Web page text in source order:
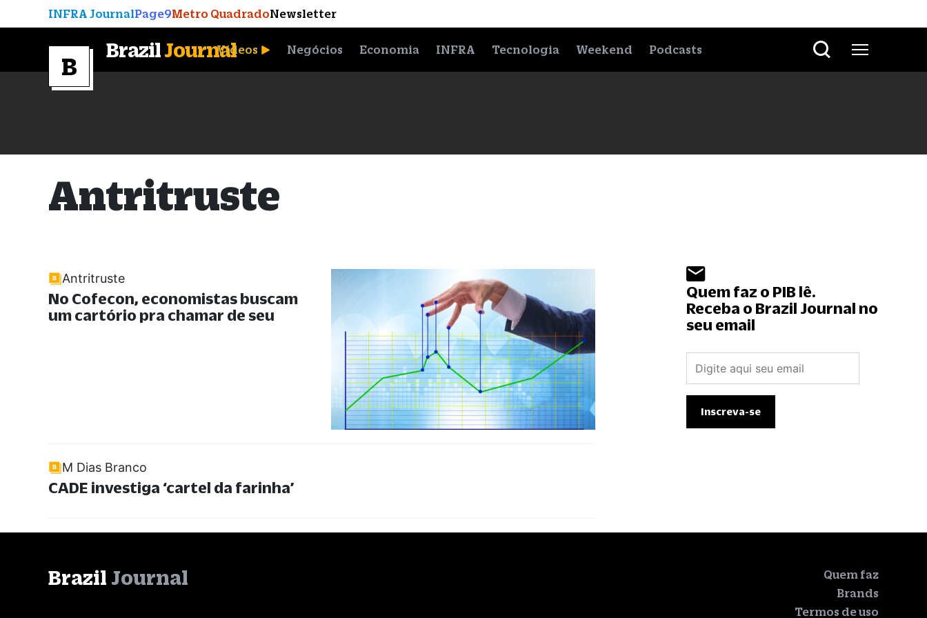
INFRA JournalPage9Metro QuadradoNewsletter
BrazilJournalVídeos Negócios Economia INFRA Tecnologia Weekend Podcasts
Antritruste
Antritruste
No Cofecon, economistas buscam
um cartório pra chamar de seu
M Dias Branco
CADE investiga ‘cartel da farinha’
Quem faz o PIB lê.
Receba o Brazil Journal no
seu email
Brazil Journal
Quem faz
Brands
Termos de uso